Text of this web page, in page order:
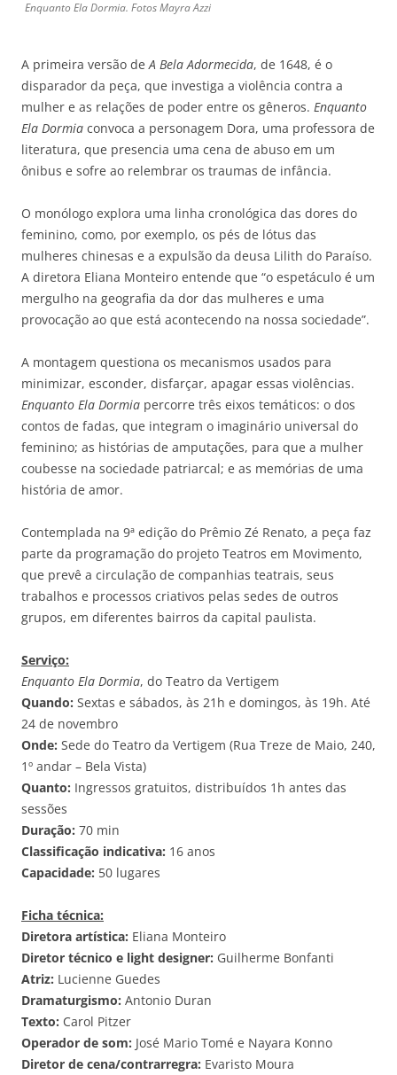
Enquanto Ela Dormia. Fotos Mayra Azzi
A primeira versão deA Bela Adormecida, de 1648, é o
disparador da peça, que investiga a violência contra a
mulher e as relações de poder entre os gêneros. Enquanto
Ela Dormia convoca a personagem Dora, uma professora de
literatura, que presencia uma cena de abuso em um
ônibus e sofre ao relembrar os traumas de infância.
O monólogo explora uma linha cronológica das dores do
feminino, como, por exemplo, os pés de lótus das
mulheres chinesas e a expulsão da deusa Lilith do Paraíso.
A diretora Eliana Monteiro entende que “o espetáculo é um
mergulho na geografia da dor das mulheres e uma
provocação ao que está acontecendo na nossa sociedade”.
A montagem questiona os mecanismos usados para
minimizar, esconder, disfarçar, apagar essas violências.
Enquanto Ela Dormia percorre três eixos temáticos: o dos
contos de fadas, que integram o imaginário universal do
feminino; as histórias de amputações, para que a mulher
coubesse na sociedade patriarcal; e as memórias de uma
história de amor.
Contemplada na 9ª edição do Prêmio Zé Renato, a peça faz
parte da programação do projeto Teatros em Movimento,
que prevê a circulação de companhias teatrais, seus
trabalhos e processos criativos pelas sedes de outros
grupos, em diferentes bairros da capital paulista.
Serviço:
Enquanto Ela Dormia, do Teatro da Vertigem
Quando: Sextas e sábados, às 21h e domingos, às 19h. Até
24 de novembro
Onde: Sede do Teatro da Vertigem (Rua Treze de Maio, 240,
1º andar – Bela Vista)
Quanto: Ingressos gratuitos, distribuídos 1h antes das
sessões
Duração: 70 min
Classificação indicativa: 16 anos
Capacidade: 50 lugares
Ficha técnica:
Diretora artística: Eliana Monteiro
Diretor técnico e light designer: Guilherme Bonfanti
Atriz: Lucienne Guedes
Dramaturgismo: Antonio Duran
Texto: Carol Pitzer
Operador de som: José Mario Tomé e Nayara Konno
Diretor de cena/contrarregra: Evaristo Moura